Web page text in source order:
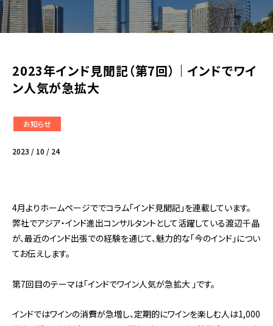
2023年インド見聞記（第7回）｜インドでワイ
ン人気が急拡大
お知らせ
2023 / 10 / 24
4月よりホームページででコラム「インド見聞記」を連載しています。
弊社でアジア・インド進出コンサルタントとして活躍している渡辺千晶
が、最近のインド出張での経験を通じて、魅力的な「今のインド」につい
てお伝えします。
第7回目のテーマは「インドでワイン人気が急拡大 」です。
インドではワインの消費が急増し、定期的にワインを楽しむ人は1,000